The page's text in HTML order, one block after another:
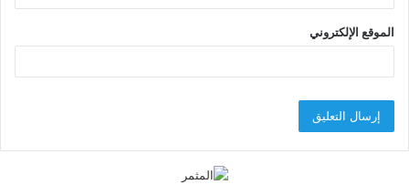
الموقع الإلكتروني